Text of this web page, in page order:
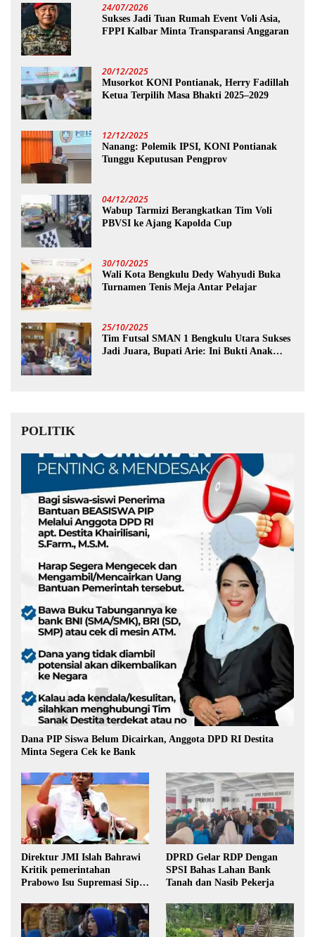
24/07/2026
Sukses Jadi Tuan Rumah Event Voli Asia,
FPPI Kalbar Minta Transparansi Anggaran
20/12/2025
Musorkot KONI Pontianak, Herry Fadillah
Ketua Terpilih Masa Bhakti 2025–2029
12/12/2025
Nanang: Polemik IPSI, KONI Pontianak
Tunggu Keputusan Pengprov
04/12/2025
Wabup Tarmizi Berangkatkan Tim Voli
PBVSI ke Ajang Kapolda Cup
30/10/2025
Wali Kota Bengkulu Dedy Wahyudi Buka
Turnamen Tenis Meja Antar Pelajar
25/10/2025
Tim Futsal SMAN 1 Bengkulu Utara Sukses
Jadi Juara, Bupati Arie: Ini Bukti Anak
POLITIK
Dana PIP Siswa Belum Dicairkan, Anggota DPD RI Destita
Minta Segera Cek ke Bank
Direktur JMI Islah Bahrawi
Kritik pemerintahan
Prabowo Isu Supremasi Sipil,
Pilkada oleh DPRD
DPRD Gelar RDP Dengan
SPSI Bahas Lahan Bank
Tanah dan Nasib Pekerja